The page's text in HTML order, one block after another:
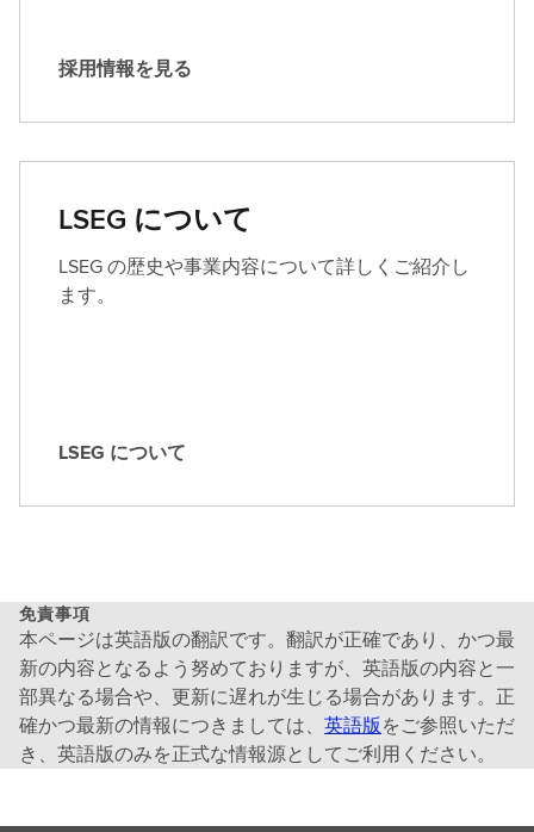
採
報
見
る
採用情報を見る
LSEG について
LSEG の歴史や事業内容について詳しくご紹介し
ます。
L
つ
い
て
LSEG について
免責事項
本ページは英語版の翻訳です。翻訳が正確であり、かつ最
新の内容となるよう努めておりますが、英語版の内容と一
部異なる場合や、更新に遅れが生じる場合があります。正
確かつ最新の情報につきましては、 英語版をご参照いただ
き、英語版のみを正式な情報源としてご利用ください。